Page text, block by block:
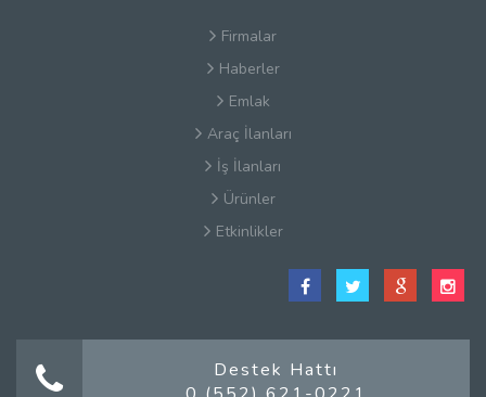
Firmalar
Haberler
Emlak
Araç İlanları
İş İlanları
Ürünler
Etkinlikler
Satış Sözleşmesi
Güvenlik
Destek Hattı